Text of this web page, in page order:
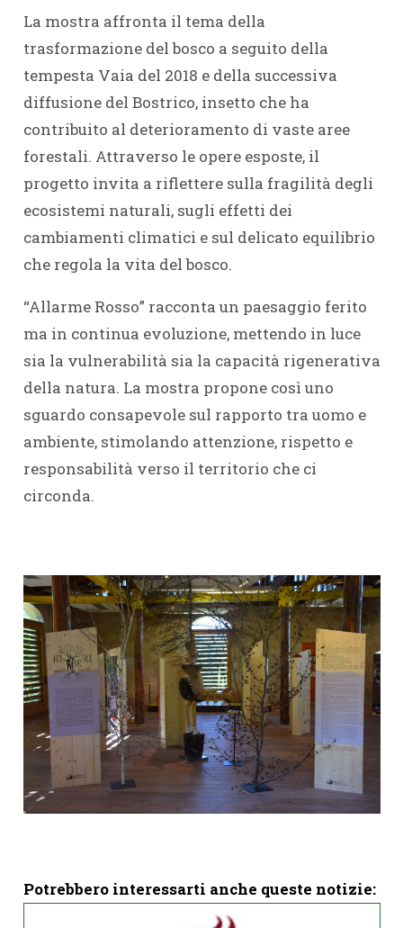
La mostra affronta il tema della
trasformazione del bosco a seguito della
tempesta Vaia del 2018 e della successiva
diffusione del Bostrico, insetto che ha
contribuito al deterioramento di vaste aree
forestali. Attraverso le opere esposte, il
progetto invita a riflettere sulla fragilità degli
ecosistemi naturali, sugli effetti dei
cambiamenti climatici e sul delicato equilibrio
che regola la vita del bosco.
“Allarme Rosso” racconta un paesaggio ferito
ma in continua evoluzione, mettendo in luce
sia la vulnerabilità sia la capacità rigenerativa
della natura. La mostra propone così uno
sguardo consapevole sul rapporto tra uomo e
ambiente, stimolando attenzione, rispetto e
responsabilità verso il territorio che ci
circonda.
Potrebbero interessarti anche queste notizie: